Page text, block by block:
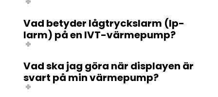
Vad betyder lågtryckslarm (lp-
larm) på en IVT-värmepump?
Vad ska jag göra när displayen är
svart på min värmepump?